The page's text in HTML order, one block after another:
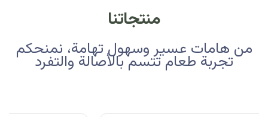
منتجاتنا
من هامات عسير وسهول تهامة، نمنحكم
تجربة طعام تتسم بالأصالة والتفرد